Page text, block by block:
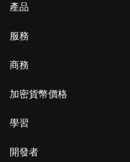
產品
服務
商務
加密貨幣價格
學習
開發者